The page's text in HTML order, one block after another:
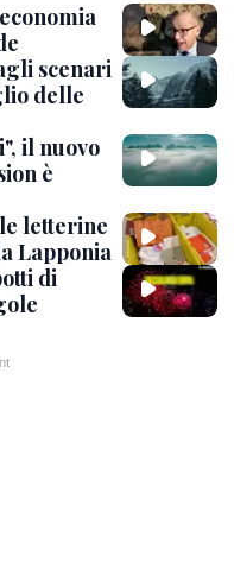
scenari
delle
il nuovo
è
letterine
Lapponia
di